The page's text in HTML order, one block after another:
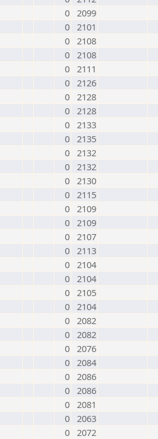
0 2099
0 2101
0 2108
0 2108
0 2111
0 2126
0 2128
0 2128
0 2133
0 2135
0 2132
0 2132
0 2130
0 2115
0 2109
0 2109
0 2107
0 2113
0 2104
0 2104
0 2105
0 2104
0 2082
0 2082
0 2076
0 2084
0 2086
0 2086
0 2081
0 2063
0 2072